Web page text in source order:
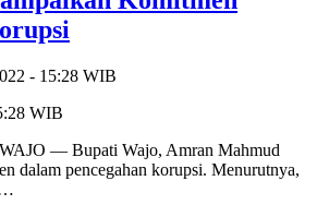
- 15:28 WIB
WIB
— Bupati Wajo, Amran Mahmud
dalam pencegahan korupsi. Menurutnya,